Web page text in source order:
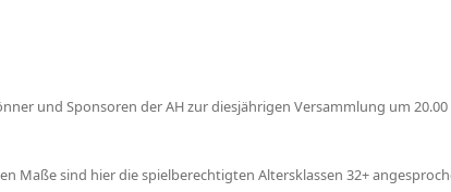
und Sponsoren der AH zur diesjährigen Versammlung um
Maße sind hier die spielberechtigten Altersklassen 32+